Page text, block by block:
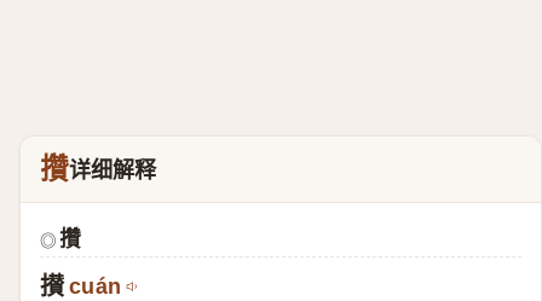
攢详细解释
◎ 攢
攅 cuán